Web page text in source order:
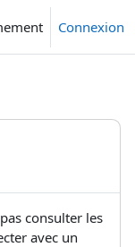
Connexion
consulter les
avec un